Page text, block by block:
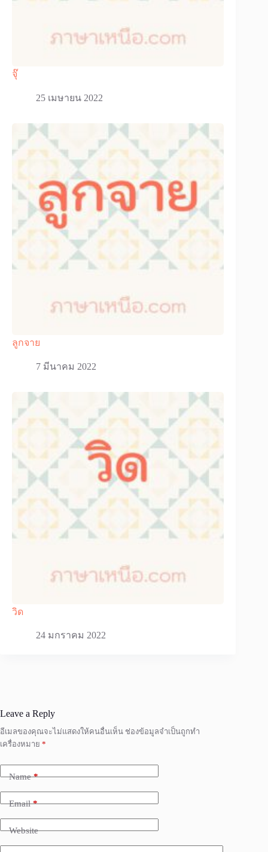
จุ๊
25 เมษายน 2022
ลูกจาย
7 มีนาคม 2022
วิด
24 มกราคม 2022
Leave a Reply
อีเมลของคุณจะไม่แสดงให้คนอื่นเห็น ช่องข้อมูลจำเป็นถูกทำ
เครื่องหมาย *
Name*
Email*
Website